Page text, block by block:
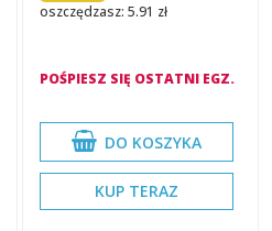
oszczędzasz: 5.91 zł
POŚPIESZ SIĘ OSTATNI EGZ.
DO KOSZYKA
KUP TERAZ